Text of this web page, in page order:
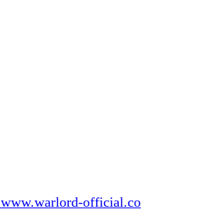
_www.warlord-official.co